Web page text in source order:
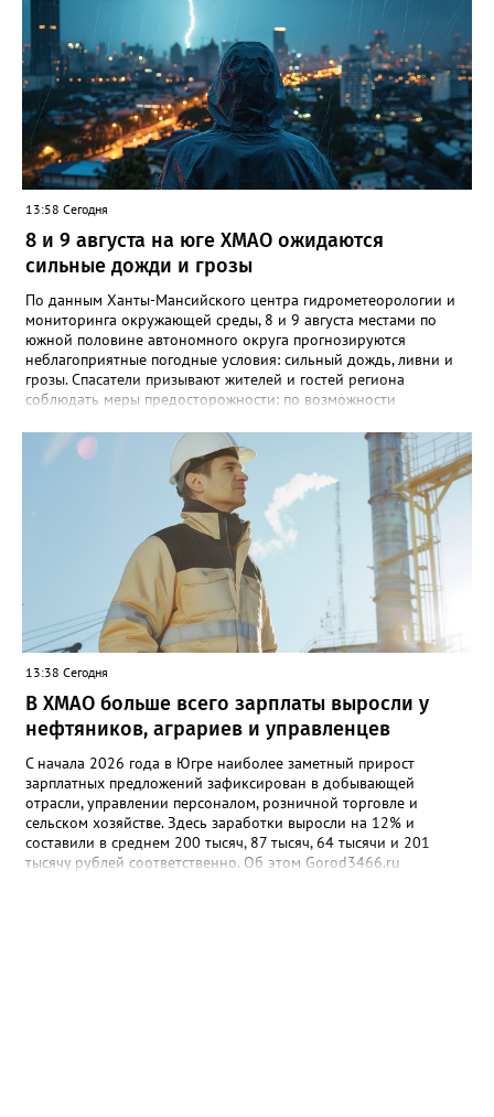
отвлеклась, а он убежал от нее. "Мальчик гулял, пытаясь найти
дом, но не смог. Затем его нашли прохожие и позвонили в
полицию", - добавил источник.
13:58 Сегодня
8 и 9 августа на юге ХМАО ожидаются
сильные дожди и грозы
По данным Ханты-Мансийского центра гидрометеорологии и
мониторинга окружающей среды, 8 и 9 августа местами по
южной половине автономного округа прогнозируются
неблагоприятные погодные условия: сильный дождь, ливни и
грозы. Спасатели призывают жителей и гостей региона
соблюдать меры предосторожности: по возможности
под деревьями и слабоукреплёнными конструкциями, а также
быть внимательными на дорогах из-за ухудшения видимости и
риска аквапланирования. При возникновении чрезвычайных
ситуаций немедленно звоните по единому номеру экстренных
13:38 Сегодня
В ХМАО больше всего зарплаты выросли у
нефтяников, аграриев и управленцев
С начала 2026 года в Югре наиболее заметный прирост
зарплатных предложений зафиксирован в добывающей
отрасли, управлении персоналом, розничной торговле и
сельском хозяйстве. Здесь заработки выросли на 12% и
составили в среднем 200 тысяч, 87 тысяч, 64 тысячи и 201
тысячу рублей соответственно. Об этом Gorod3466.ru